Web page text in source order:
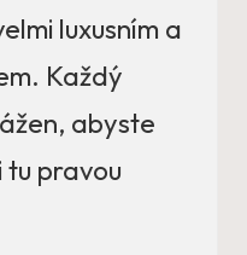
luxusním a
Každý
abyste
pravou